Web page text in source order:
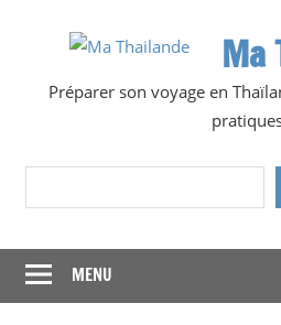
Ma
Préparer son voyage en
MENU